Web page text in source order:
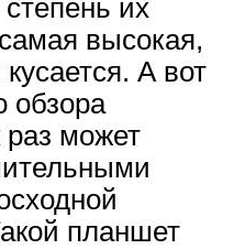
их
высокая,
А вот
обзора
раз может
планшет